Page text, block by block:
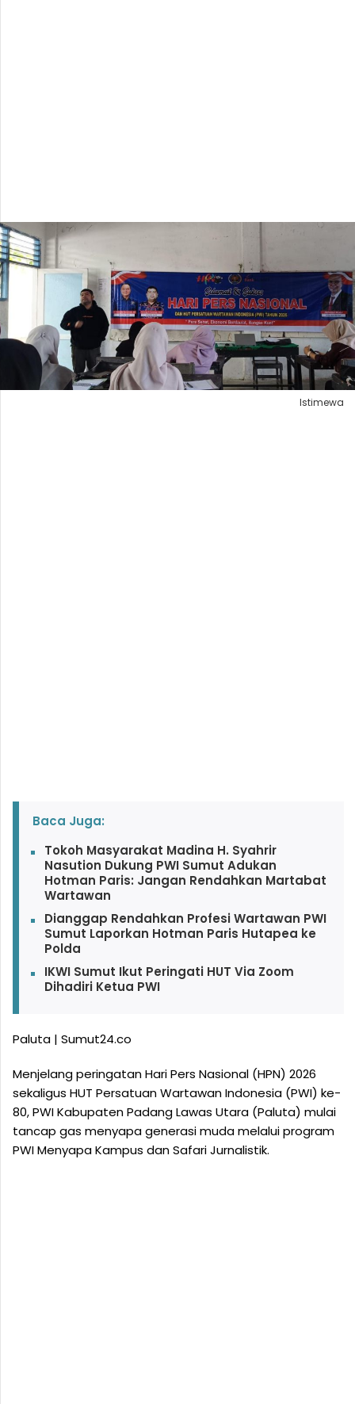
Istimewa
Baca Juga:
Tokoh Masyarakat Madina H. Syahrir
Nasution Dukung PWI Sumut Adukan
Hotman Paris: Jangan Rendahkan Martabat
Wartawan
Dianggap Rendahkan Profesi Wartawan PWI
Sumut Laporkan Hotman Paris Hutapea ke
Polda
IKWI Sumut Ikut Peringati HUT Via Zoom
Dihadiri Ketua PWI
Paluta | Sumut24.co
Menjelang peringatan Hari Pers Nasional (HPN) 2026
sekaligus HUT Persatuan Wartawan Indonesia (PWI) ke-
80, PWI Kabupaten Padang Lawas Utara (Paluta) mulai
tancap gas menyapa generasi muda melalui program
PWI Menyapa Kampus dan Safari Jurnalistik.